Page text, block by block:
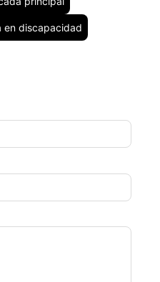
en discapacidad